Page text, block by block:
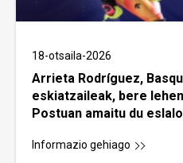
18-otsaila-2026
Arrieta Rodríguez,
eskiatzaileak, bere
Postuan amaitu du
Informazio gehiago